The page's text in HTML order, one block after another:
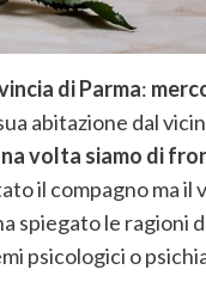
di Parma:
abitazione dal
volta siamo di
il compagno ma il
spiegato le ragioni
psicologici o